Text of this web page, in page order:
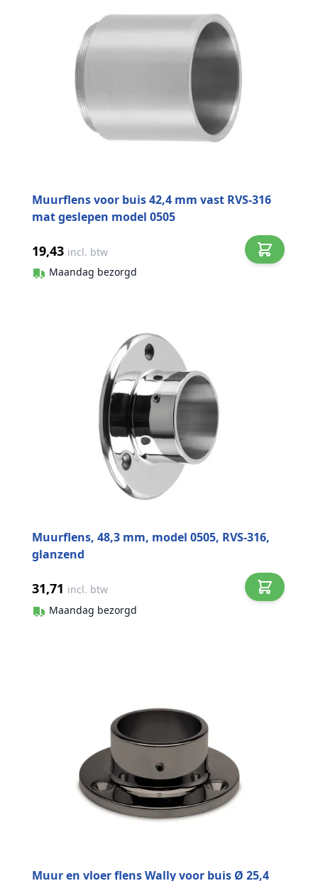
Muurflens voor buis 42,4 mm vast RVS-316
mat geslepen model 0505
19,43 incl. btw
Maandag bezorgd
Muurflens, 48,3 mm, model 0505, RVS-316,
glanzend
31,71 incl. btw
Maandag bezorgd
Muur en vloer flens Wally voor buis Ø 25,4